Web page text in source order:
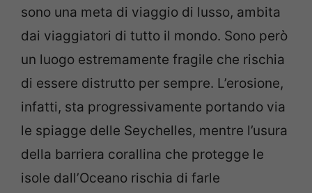
sono una meta di viaggio di lusso, ambita
dai viaggiatori di tutto il mondo. Sono però
un luogo estremamente fragile che rischia
di essere distrutto per sempre. L’erosione,
infatti, sta progressivamente portando via
le spiagge delle Seychelles, mentre l’usura
della barriera corallina che protegge le
isole dall’Oceano rischia di farle